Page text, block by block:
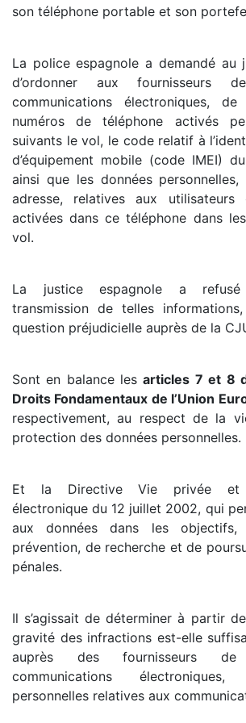
son téléphone portable et son
La police espagnole a demandé au
d’ordonner aux fournisseurs
communications électroniques,
numéros de téléphone activés
suivants le vol, le code relatif à
d’équipement mobile (code IMEI)
ainsi que les données
adresse, relatives aux
activées dans ce téléphone dans
vol.
La justice espagnole a refusé
transmission de telles
question préjudicielle auprès de la
Sont en balance lesarticles 7 et 8
Droits Fondamentaux de l’Union
respectivement, au respect de la
protection des données personnelles.
Et la Directive Vie privée et
électronique du 12 juillet 2002, qui
aux données dans les objectifs,
prévention, de recherche et de
pénales.
Il s’agissait de déterminer à partir
gravité des infractions est-elle
auprès des fournisseurs
communications
personnelles relatives aux